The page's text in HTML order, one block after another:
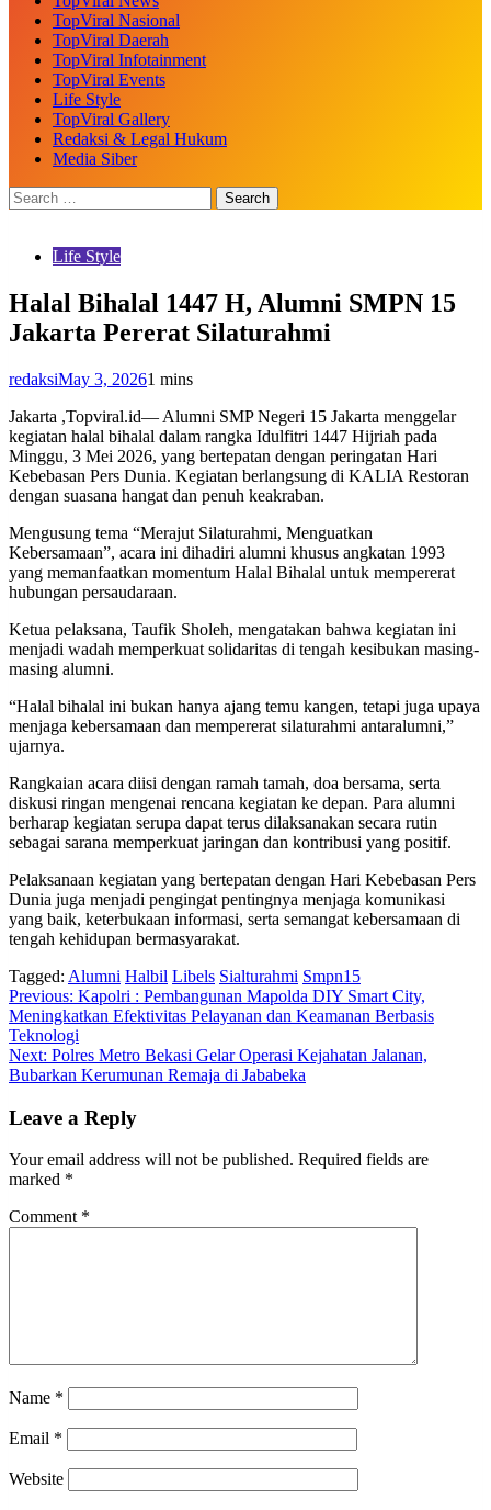
TopViral Nasional
TopViral Daerah
TopViral Infotainment
TopViral Events
Life Style
TopViral Gallery
Redaksi & Legal Hukum
Media Siber
Life Style
Halal Bihalal 1447 H, Alumni SMPN 15
Jakarta Pererat Silaturahmi
redaksiMay 3, 20261 mins
Jakarta ,Topviral.id— Alumni SMP Negeri 15 Jakarta menggelar
kegiatan halal bihalal dalam rangka Idulfitri 1447 Hijriah pada
Minggu, 3 Mei 2026, yang bertepatan dengan peringatan Hari
Kebebasan Pers Dunia. Kegiatan berlangsung di KALIA Restoran
dengan suasana hangat dan penuh keakraban.
Mengusung tema “Merajut Silaturahmi, Menguatkan
Kebersamaan”, acara ini dihadiri alumni khusus angkatan 1993
yang memanfaatkan momentum Halal Bihalal untuk mempererat
hubungan persaudaraan.
Ketua pelaksana, Taufik Sholeh, mengatakan bahwa kegiatan ini
menjadi wadah memperkuat solidaritas di tengah kesibukan masing-
masing alumni.
“Halal bihalal ini bukan hanya ajang temu kangen, tetapi juga upaya
menjaga kebersamaan dan mempererat silaturahmi antaralumni,”
ujarnya.
Rangkaian acara diisi dengan ramah tamah, doa bersama, serta
diskusi ringan mengenai rencana kegiatan ke depan. Para alumni
berharap kegiatan serupa dapat terus dilaksanakan secara rutin
sebagai sarana memperkuat jaringan dan kontribusi yang positif.
Pelaksanaan kegiatan yang bertepatan dengan Hari Kebebasan Pers
Dunia juga menjadi pengingat pentingnya menjaga komunikasi
yang baik, keterbukaan informasi, serta semangat kebersamaan di
tengah kehidupan bermasyarakat.
Tagged: Alumni Halbil Libels Sialturahmi Smpn15
Post
navigation
Previous: Kapolri : Pembangunan Mapolda DIY Smart City,
Meningkatkan Efektivitas Pelayanan dan Keamanan Berbasis
Teknologi
Next: Polres Metro Bekasi Gelar Operasi Kejahatan Jalanan,
Bubarkan Kerumunan Remaja di Jababeka
Leave a Reply
Your email address will not be published. Required fields are
marked *
Comment *
Name *
Email *
Website